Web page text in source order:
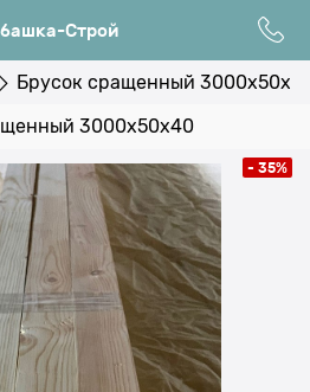
Строй
Брусок сращенный
3000x50х40
- 35%